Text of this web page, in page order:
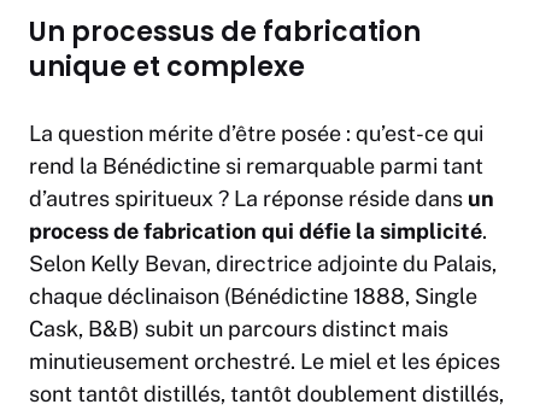
Un processus de fabrication
unique et complexe
La question mérite d’être posée : qu’est-ce qui
rend la Bénédictine si remarquable parmi tant
d’autres spiritueux ? La réponse réside dans un
process de fabrication qui défie la simplicité.
Selon Kelly Bevan, directrice adjointe du Palais,
chaque déclinaison (Bénédictine 1888, Single
Cask, B&B) subit un parcours distinct mais
minutieusement orchestré. Le miel et les épices
sont tantôt distillés, tantôt doublement distillés,